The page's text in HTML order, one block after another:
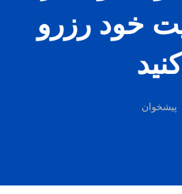
خود رزرو
کنید
پیشخوان